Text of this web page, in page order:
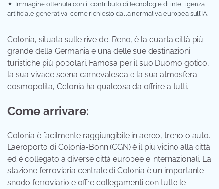
✦ Immagine ottenuta con il contributo di tecnologie di intelligenza
artificiale generativa, come richiesto dalla normativa europea sull’IA.
Colonia, situata sulle rive del Reno, è la quarta città più
grande della Germania e una delle sue destinazioni
turistiche più popolari. Famosa per il suo Duomo gotico,
la sua vivace scena carnevalesca e la sua atmosfera
cosmopolita, Colonia ha qualcosa da offrire a tutti.
Come arrivare:
Colonia è facilmente raggiungibile in aereo, treno o auto.
L’aeroporto di Colonia-Bonn (CGN) è il più vicino alla città
ed è collegato a diverse città europee e internazionali. La
stazione ferroviaria centrale di Colonia è un importante
snodo ferroviario e offre collegamenti con tutte le